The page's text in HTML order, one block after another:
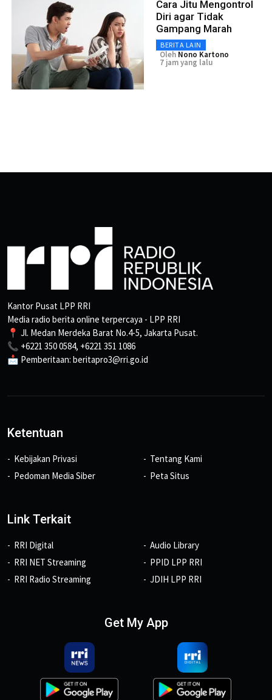
Cara Jitu Mengontrol
Diri agar Tidak
Gampang Marah
BERITA LAIN
Oleh Nono Kartono
7 jam yang lalu
Kantor Pusat LPP RRI
Media radio berita online terpercaya - LPP RRI
📍 Jl. Medan Merdeka Barat No.4-5, Jakarta Pusat.
📞 +6221 350 0584, +6221 351 1086
📩 Pemberitaan: beritapro3@rri.go.id
Ketentuan
Kebijakan Privasi
Pedoman Media Siber
Tentang Kami
Peta Situs
Link Terkait
RRI Digital
RRI NET Streaming
RRI Radio Streaming
Audio Library
PPID LPP RRI
JDIH LPP RRI
Get My App